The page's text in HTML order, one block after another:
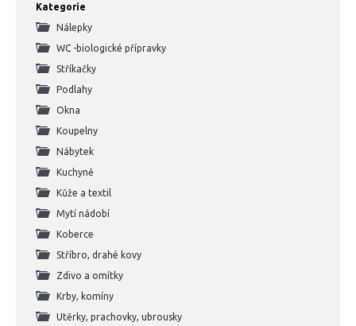
Kategorie
Nálepky
WC -biologické přípravky
Stříkačky
Podlahy
Okna
Koupelny
Nábytek
Kuchyně
Kůže a textil
Mytí nádobí
Koberce
Stříbro, drahé kovy
Zdivo a omítky
Krby, komíny
Utěrky, prachovky, ubrousky